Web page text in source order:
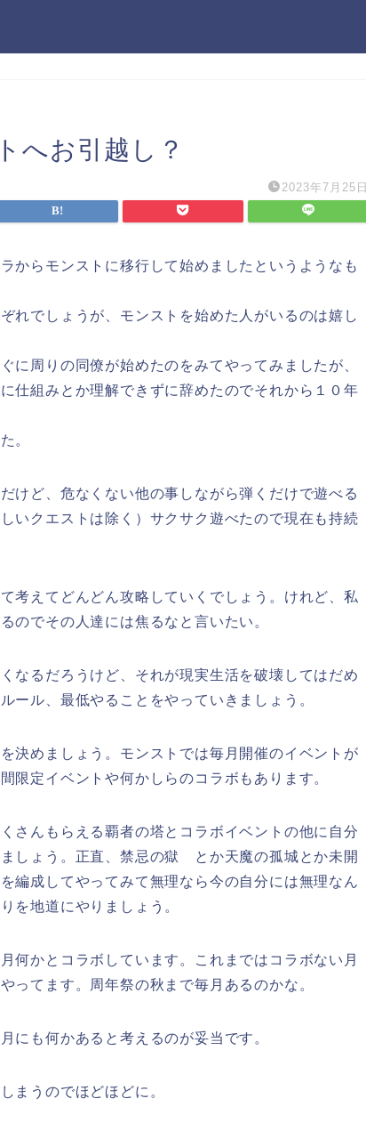
へお引越し？
2023年7月25日
からモンストに移行して始めましたというようなも
れでしょうが、モンストを始めた人がいるのは嬉し
に周りの同僚が始めたのをみてやってみましたが、
仕組みとか理解できずに辞めたのでそれから１０年
。
けど、危なくない他の事しながら弾くだけで遊べる
いクエストは除く）サクサク遊べたので現在も持続
考えてどんどん攻略していくでしょう。けれど、私
のでその人達には焦るなと言いたい。
なるだろうけど、それが現実生活を破壊してはだめ
ール、最低やることをやっていきましょう。
決めましょう。モンストでは毎月開催のイベントが
限定イベントや何かしらのコラボもあります。
さんもらえる覇者の塔とコラボイベントの他に自分
しょう。正直、禁忌の獄 とか天魔の孤城とか未開
編成してやってみて無理なら今の自分には無理なん
を地道にやりましょう。
何かとコラボしています。これまではコラボない月
ってます。周年祭の秋まで毎月あるのかな。
にも何かあると考えるのが妥当です。
まうのでほどほどに。